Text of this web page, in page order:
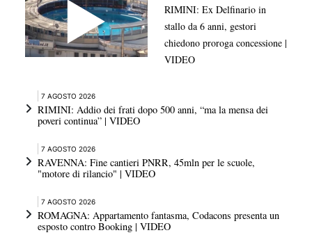
RIMINI: Ex Delfinario in
stallo da 6 anni, gestori
chiedono proroga concessione |
VIDEO
7 AGOSTO 2026
RIMINI: Addio dei frati dopo 500 anni, “ma la mensa dei
poveri continua” | VIDEO
7 AGOSTO 2026
RAVENNA: Fine cantieri PNRR, 45mln per le scuole,
"motore di rilancio" | VIDEO
7 AGOSTO 2026
ROMAGNA: Appartamento fantasma, Codacons presenta un
esposto contro Booking | VIDEO